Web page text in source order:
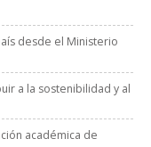
desde el Ministerio
a la sostenibilidad y al
académica de